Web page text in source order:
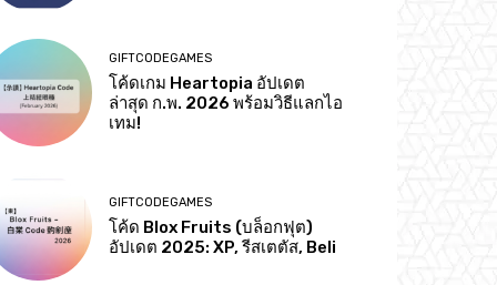
GIFTCODEGAMES
โค้ดเกม Heartopia อัปเดต
ล่าสุด ก.พ. 2026 พร้อมวิธีแลกไอ
เทม!
GIFTCODEGAMES
โค้ด Blox Fruits (บล็อกฟุต)
อัปเดต 2025: XP, รีสเตตัส, Beli